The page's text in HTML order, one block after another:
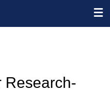
Research-